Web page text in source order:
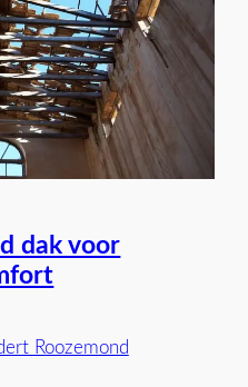
dak voor
Roozemond